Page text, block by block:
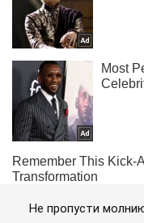
Не пропусти